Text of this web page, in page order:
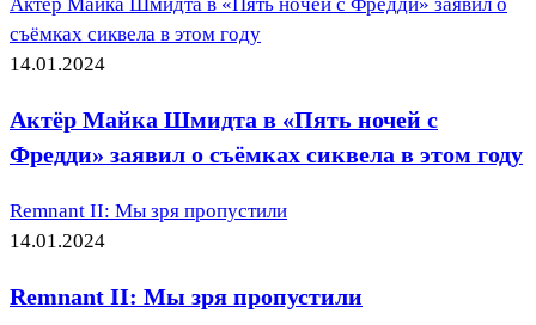
съёмках сиквела в этом году
14.01.2024
Актёр Майка Шмидта в «Пять ночей с
Фредди» заявил о съёмках сиквела в этом году
Remnant II: Мы зря пропустили
14.01.2024
Remnant II: Мы зря пропустили